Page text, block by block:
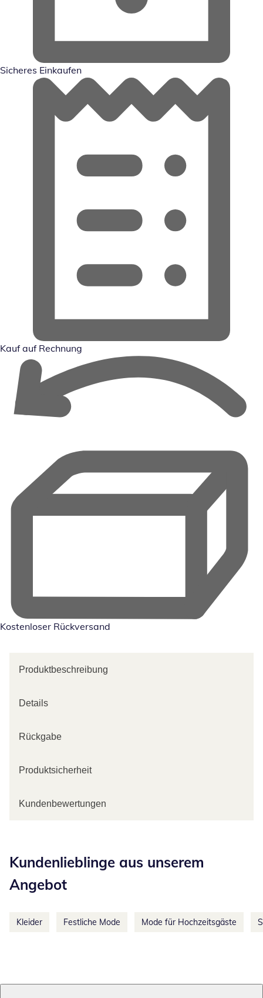
Sicheres Einkaufen
Kauf auf Rechnung
Kostenloser Rückversand
Produktbeschreibung
Details
Rückgabe
Produktsicherheit
Kundenbewertungen
Kundenlieblinge aus unserem
Angebot
Kleider Festliche Mode Mode für Hochzeitsgäste